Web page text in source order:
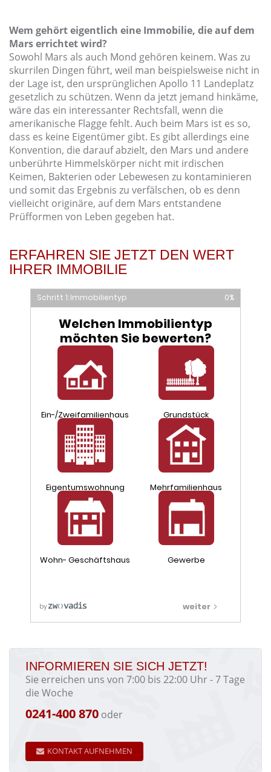
Wem gehört eigentlich eine Immobilie, die auf dem
Mars errichtet wird?
Sowohl Mars als auch Mond gehören keinem. Was zu
skurrilen Dingen führt, weil man beispielsweise nicht in
der Lage ist, den ursprünglichen Apollo 11 Landeplatz
gesetzlich zu schützen. Wenn da jetzt jemand hinkäme,
wäre das ein interessanter Rechtsfall, wenn die
amerikanische Flagge fehlt. Auch beim Mars ist es so,
dass es keine Eigentümer gibt. Es gibt allerdings eine
Konvention, die darauf abzielt, den Mars und andere
unberührte Himmelskörper nicht mit irdischen
Keimen, Bakterien oder Lebewesen zu kontaminieren
und somit das Ergebnis zu verfälschen, ob es denn
vielleicht originäre, auf dem Mars entstandene
Prüfformen von Leben gegeben hat.
ERFAHREN SIE JETZT DEN WERT
IHRER IMMOBILIE
INFORMIEREN SIE SICH JETZT!
Sie erreichen uns von 7:00 bis 22:00 Uhr - 7 Tage
die Woche
0241-400 870 oder
KONTAKT AUFNEHMEN